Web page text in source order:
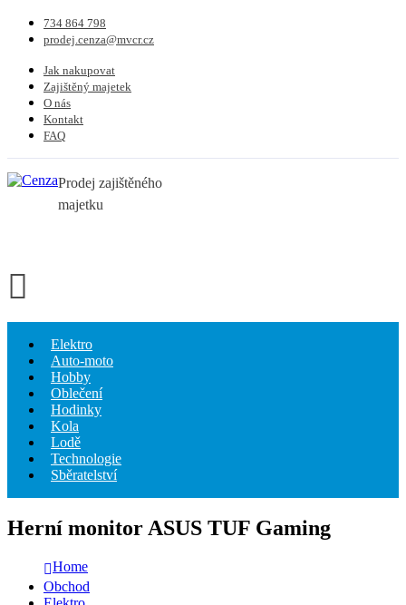
734 864 798
prodej.cenza@mvcr.cz
Jak nakupovat
Zajištěný majetek
O nás
Kontakt
FAQ
Prodej zajištěného
majetku
Elektro
Auto-moto
Hobby
Oblečení
Hodinky
Kola
Lodě
Technologie
Sběratelství
Herní monitor ASUS TUF Gaming
Home
Obchod